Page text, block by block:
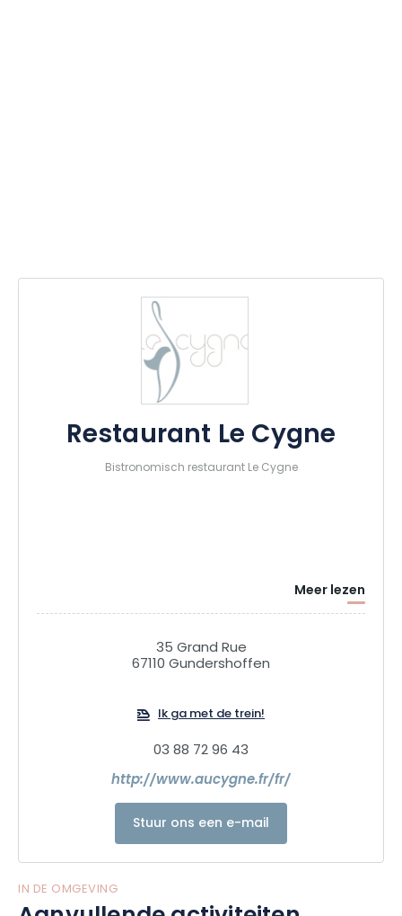
Restaurant Le Cygne
Bistronomisch restaurant Le Cygne
Meer lezen
35 Grand Rue
67110 Gundershoffen
Ik ga met de trein!
03 88 72 96 43
http://www.aucygne.fr/fr/
Stuur ons een e-mail
IN DE OMGEVING